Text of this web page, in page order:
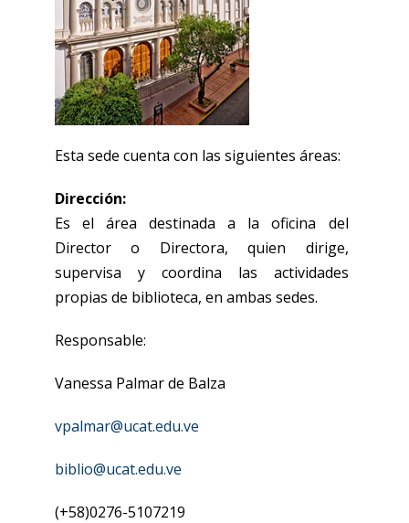
Esta sede cuenta con las siguientes áreas:
Dirección:
Es el área destinada a la oficina del
Director o Directora, quien dirige,
supervisa y coordina las actividades
propias de biblioteca, en ambas sedes.
Responsable:
Vanessa Palmar de Balza
vpalmar@ucat.edu.ve
biblio@ucat.edu.ve
(+58)0276-5107219